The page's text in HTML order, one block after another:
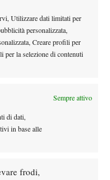
Utilizzare dati limitati per
personalizzata,
Creare profili per
per la selezione di contenuti
Sempre attivo
di dati,
in base alle
frodi,